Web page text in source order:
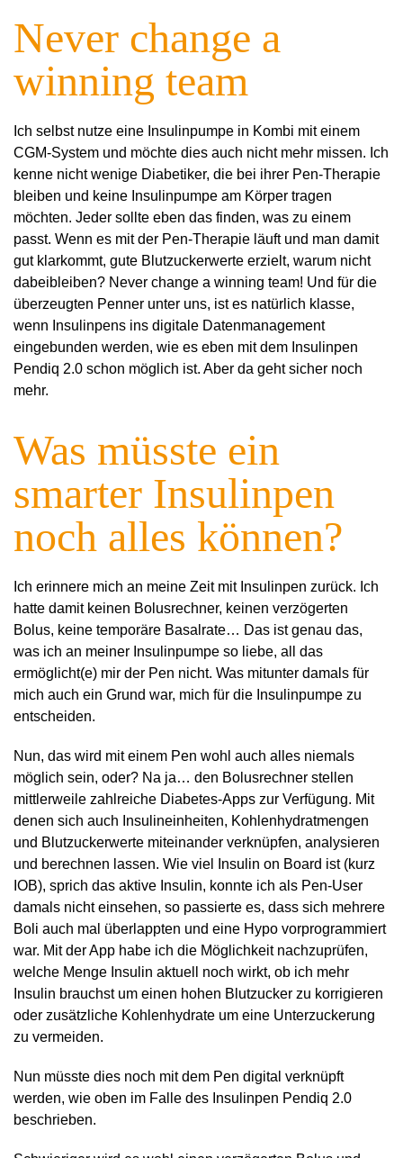
Never change a
winning team
Ich selbst nutze eine Insulinpumpe in Kombi mit einem
CGM-System und möchte dies auch nicht mehr missen. Ich
kenne nicht wenige Diabetiker, die bei ihrer Pen-Therapie
bleiben und keine Insulinpumpe am Körper tragen
möchten. Jeder sollte eben das finden, was zu einem
passt. Wenn es mit der Pen-Therapie läuft und man damit
gut klarkommt, gute Blutzuckerwerte erzielt, warum nicht
dabeibleiben? Never change a winning team! Und für die
überzeugten Penner unter uns, ist es natürlich klasse,
wenn Insulinpens ins digitale Datenmanagement
eingebunden werden, wie es eben mit dem Insulinpen
Pendiq 2.0 schon möglich ist. Aber da geht sicher noch
mehr.
Was müsste ein
smarter Insulinpen
noch alles können?
Ich erinnere mich an meine Zeit mit Insulinpen zurück. Ich
hatte damit keinen Bolusrechner, keinen verzögerten
Bolus, keine temporäre Basalrate… Das ist genau das,
was ich an meiner Insulinpumpe so liebe, all das
ermöglicht(e) mir der Pen nicht. Was mitunter damals für
mich auch ein Grund war, mich für die Insulinpumpe zu
entscheiden.
Nun, das wird mit einem Pen wohl auch alles niemals
möglich sein, oder? Na ja… den Bolusrechner stellen
mittlerweile zahlreiche Diabetes-Apps zur Verfügung. Mit
denen sich auch Insulineinheiten, Kohlenhydratmengen
und Blutzuckerwerte miteinander verknüpfen, analysieren
und berechnen lassen. Wie viel Insulin on Board ist (kurz
IOB), sprich das aktive Insulin, konnte ich als Pen-User
damals nicht einsehen, so passierte es, dass sich mehrere
Boli auch mal überlappten und eine Hypo vorprogrammiert
war. Mit der App habe ich die Möglichkeit nachzuprüfen,
welche Menge Insulin aktuell noch wirkt, ob ich mehr
Insulin brauchst um einen hohen Blutzucker zu korrigieren
oder zusätzliche Kohlenhydrate um eine Unterzuckerung
zu vermeiden.
Nun müsste dies noch mit dem Pen digital verknüpft
werden, wie oben im Falle des Insulinpen Pendiq 2.0
beschrieben.